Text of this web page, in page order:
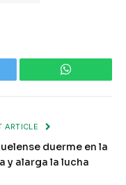
WhatsApp
ARTICLE
duerme en la
y alarga la lucha